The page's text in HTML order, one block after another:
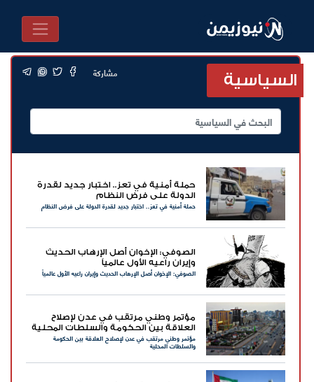
السياسية مشاركة
حملة أمنية في تعز.. اختبار جديد لقدرة
الدولة على فرض النظام
حملة أمنية في تعز.. اختبار جديد لقدرة الدولة على فرض النظام
الصوفي: الإخوان أصل الإرهاب الحديث
وإيران راعيه الأول عالمياً
الصوفي: الإخوان أصل الإرهاب الحديث وإيران راعيه الأول عالمياً
مؤتمر وطني مرتقب في عدن لإصلاح
العلاقة بين الحكومة والسلطات المحلية
مؤتمر وطني مرتقب في عدن لإصلاح العلاقة بين الحكومة
والسلطات المحلية